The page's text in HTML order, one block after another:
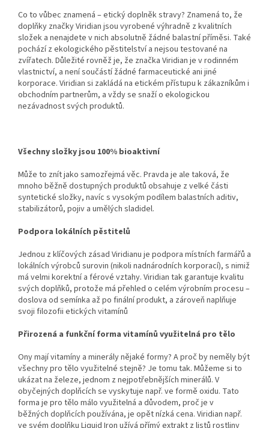
Co to vůbec znamená – etický doplněk stravy? Znamená to, že
doplňky značky Viridian jsou vyrobené výhradně z kvalitních
složek a nenajdete v nich absolutně žádné balastní příměsi. Také
pochází z ekologického pěstitelství a nejsou testované na
zvířatech. Důležité rovněž je, že značka Viridian je v rodinném
vlastnictví, a není součástí žádné farmaceutické ani jiné
korporace. Viridian si zakládá na etickém přístupu k zákazníkům i
obchodním partnerům, a vždy se snaží o ekologickou
nezávadnost svých produktů.
Všechny složky jsou 100% bioaktivní
Může to znít jako samozřejmá věc. Pravda je ale taková, že
mnoho běžně dostupných produktů obsahuje z velké části
syntetické složky, navíc s vysokým podílem balastních aditiv,
stabilizátorů, pojiv a umělých sladidel.
Podpora lokálních pěstitelů
Jednou z klíčových zásad Viridianu je podpora místních farmářů a
lokálních výrobců surovin (nikoli nadnárodních korporací), s nimiž
má velmi korektní a férové vztahy. Viridian tak garantuje kvalitu
svých doplňků, protože má přehled o celém výrobním procesu –
doslova od semínka až po finální produkt, a zároveň naplňuje
svoji filozofii etických vitamínů
Přirozená a funkční forma vitamínů využitelná pro tělo
Ony mají vitamíny a minerály nějaké formy? A proč by neměly být
všechny pro tělo využitelné stejně? Je tomu tak. Můžeme si to
ukázat na železe, jednom z nejpotřebnějších minerálů. V
obyčejných doplňcích se vyskytuje např. ve formě oxidu. Tato
forma je pro tělo málo využitelná a důvodem, proč je v
běžných doplňcích používána, je opět nízká cena. Viridian např.
ve svém doplňku Liquid Iron užívá přímý extrakt z listů rostliny